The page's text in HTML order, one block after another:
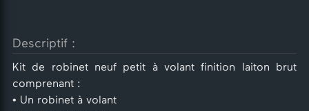
Descriptif :
Kit de robinet neuf petit à volant finition laiton brut
comprenant :
• Un robinet à volant